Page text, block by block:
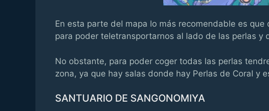
En esta parte del mapa lo más recomendable es
para poder teletransportarnos al lado de las perlas y
No obstante, para poder coger todas las perlas
zona, ya que hay salas donde hay Perlas de Coral y
SANTUARIO DE SANGONOMIYA